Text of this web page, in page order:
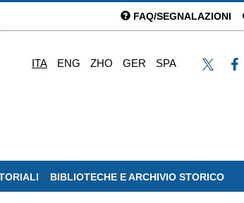
FAQ/SEGNALAZIONI
ITA ENG ZHO GER SPA
BIBLIOTECHE E ARCHIVIO STORICO